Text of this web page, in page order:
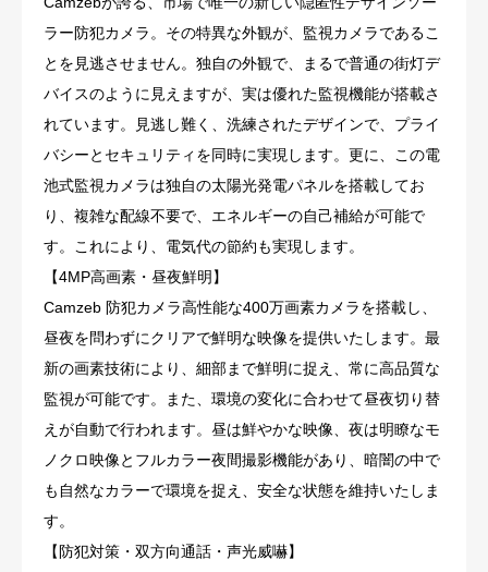
ラー防犯カメラ。その特異な外観が、監視カメラであるこ
とを見逃させません。独自の外観で、まるで普通の街灯デ
バイスのように見えますが、実は優れた監視機能が搭載さ
れています。見逃し難く、洗練されたデザインで、プライ
バシーとセキュリティを同時に実現します。更に、この電
池式監視カメラは独自の太陽光発電パネルを搭載してお
り、複雑な配線不要で、エネルギーの自己補給が可能で
す。これにより、電気代の節約も実現します。
【4MP高画素・昼夜鮮明】
Camzeb 防犯カメラ高性能な400万画素カメラを搭載し、
昼夜を問わずにクリアで鮮明な映像を提供いたします。最
新の画素技術により、細部まで鮮明に捉え、常に高品質な
監視が可能です。また、環境の変化に合わせて昼夜切り替
えが自動で行われます。昼は鮮やかな映像、夜は明瞭なモ
ノクロ映像とフルカラー夜間撮影機能があり、暗闇の中で
も自然なカラーで環境を捉え、安全な状態を維持いたしま
す。
【防犯対策・双方向通話・声光威嚇】